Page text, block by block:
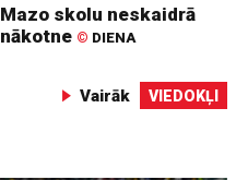
Mazo skolu neskaidrā
nākotne © DIENA
Vairāk VIEDOKĻI